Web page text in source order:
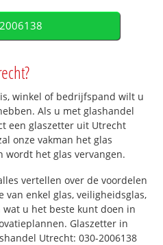
winkel of bedrijfspand wilt u
Als u met glashandel
een glaszetter uit Utrecht
onze vakman het glas
wordt het glas vervangen.
vertellen over de voordelen
enkel glas, veiligheidsglas,
u het beste kunt doen in
Glaszetter in
Utrecht: 030-2006138